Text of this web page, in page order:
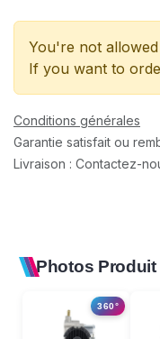
You're not
If you want to
Conditions générales
Garantie satisfait ou
Livraison : Contactez-
Photos Produit
360°